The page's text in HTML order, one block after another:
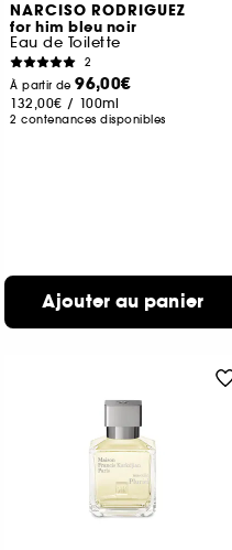
NARCISO RODRIGUEZ
for him bleu noir
Eau de Toilette
2
À partir de96,00€
132,00€ / 100ml
2 contenances disponibles
Ajouter au panier